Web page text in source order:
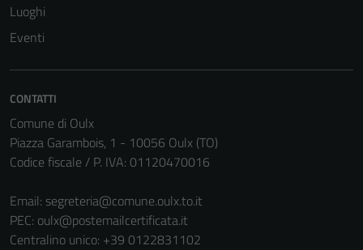
Luoghi
Eventi
CONTATTI
Comune di Oulx
Piazza Garambois, 1 - 10056 Oulx (TO)
Codice fiscale / P. IVA: 01120470016
Email: segreteria@comune.oulx.to.it
PEC: oulx@postemailcertificata.it
Centralino unico: +39 0122831102